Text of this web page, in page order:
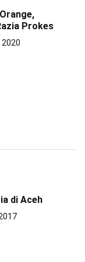
Prokes
di Aceh